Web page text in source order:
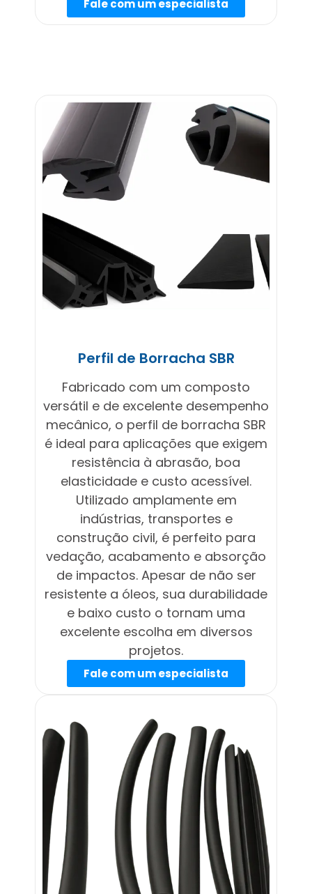
Fale com um especialista
Perfil de Borracha SBR
Fabricado com um composto
versátil e de excelente desempenho
mecânico, o perfil de borracha SBR
é ideal para aplicações que exigem
resistência à abrasão, boa
elasticidade e custo acessível.
Utilizado amplamente em
indústrias, transportes e
construção civil, é perfeito para
vedação, acabamento e absorção
de impactos. Apesar de não ser
resistente a óleos, sua durabilidade
e baixo custo o tornam uma
excelente escolha em diversos
projetos.
Fale com um especialista